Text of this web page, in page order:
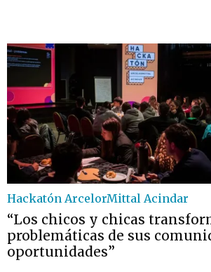
Hackatón ArcelorMittal Acindar
“Los chicos y chicas
problemáticas de sus
oportunidades”